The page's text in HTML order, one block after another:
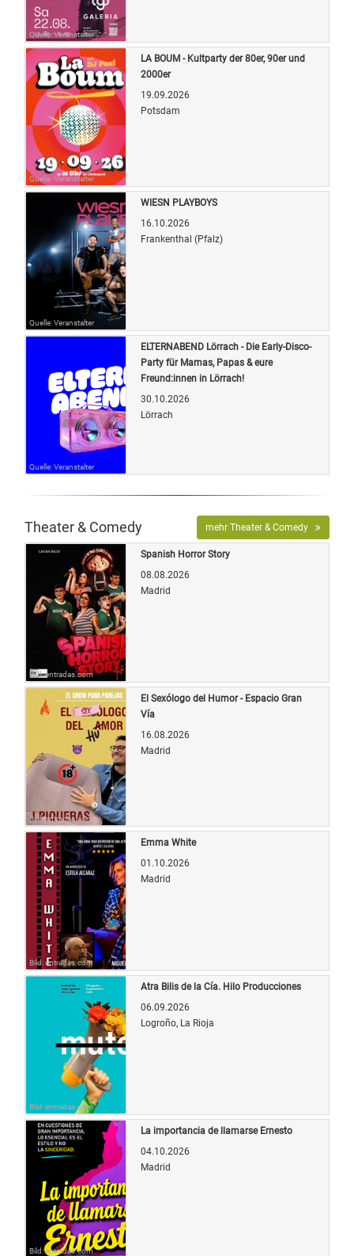
Quelle: Veranstalter
Quelle: Veranstalter
LA BOUM - Kultparty der 80er, 90er und
2000er
19.09.2026
Potsdam
Quelle: Veranstalter
WIESN PLAYBOYS
16.10.2026
Frankenthal (Pfalz)
Quelle: Veranstalter
ELTERNABEND Lörrach - Die Early-Disco-
Party für Mamas, Papas & eure
Freund:innen in Lörrach!
30.10.2026
Lörrach
Theater & Comedy mehr Theater & Comedy
Bild: entradas.com
Spanish Horror Story
08.08.2026
Madrid
Bild: entradas.com
El Sexólogo del Humor - Espacio Gran
Vía
16.08.2026
Madrid
Bild: entradas.com
Emma White
01.10.2026
Madrid
Bild: entradas.com
Atra Bilis de la Cía. Hilo Producciones
06.09.2026
Logroño, La Rioja
Bild: entradas.com
La importancia de llamarse Ernesto
04.10.2026
Madrid